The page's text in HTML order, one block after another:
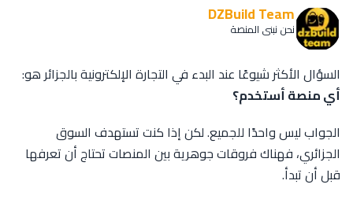
DZBuild Team
نحن نبني المنصة
السؤال الأكثر شيوعًا عند البدء في التجارة الإلكترونية بالجزائر هو:
أي منصة أستخدم؟
الجواب ليس واحدًا للجميع. لكن إذا كنت تستهدف السوق
الجزائري، فهناك فروقات جوهرية بين المنصات تحتاج أن تعرفها
قبل أن تبدأ.